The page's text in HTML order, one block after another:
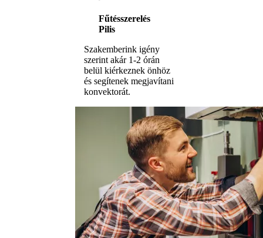
Fűtésszerelés
Pilis
Szakemberink igény
szerint akár 1-2 órán
belül kiérkeznek önhöz
és segítenek megjavítani
konvektorát.